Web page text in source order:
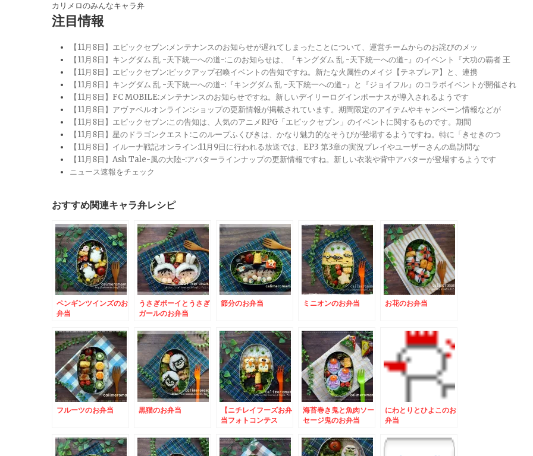
カリメロのみんなキャラ弁
注目情報
【11月8日】エピックセブン:メンテナンスのお知らせが遅れてしまったことについて、運営チームからのお詫びのメッ
【11月8日】キングダム 乱 -天下統一への道-:このお知らせは、『キングダム 乱 -天下統一への道-』のイベント『大功の覇者 王
【11月8日】エピックセブン:ピックアップ召喚イベントの告知ですね。新たな火属性のメイジ【テネブレア】と、連携
【11月8日】キングダム 乱 -天下統一への道-:『キングダム 乱 -天下統一への道-』と『ジョイフル』のコラボイベントが開催され
【11月8日】FC MOBILE:メンテナンスのお知らせですね。新しいデイリーログインボーナスが導入されるようです
【11月8日】アヴァベルオンライン:ショップの更新情報が掲載されています。期間限定のアイテムやキャンペーン情報などが
【11月8日】エピックセブン:この告知は、人気のアニメRPG「エピックセブン」のイベントに関するものです。期間
【11月8日】星のドラゴンクエスト:このループふくびきは、かなり魅力的なそうびが登場するようですね。特に「きせきのつ
【11月8日】イルーナ戦記オンライン:11月9日に行われる放送では、EP3 第3章の実況プレイやユーザーさんの島訪問な
【11月8日】Ash Tale-風の大陸-:アバターラインナップの更新情報ですね。新しい衣装や背中アバターが登場するようです
ニュース速報をチェック
おすすめ関連キャラ弁レシピ
ペンギンツインズのお
弁当
うさぎボーイとうさぎ
ガールのお弁当
節分のお弁当 ミニオンのお弁当 お花のお弁当
フルーツのお弁当 黒猫のお弁当
【ニチレイフーズお弁
当フォトコンテス
当とこいのぼりのお弁
当
海苔巻き鬼と魚肉ソー
セージ鬼のお弁当
にわとりとひよこのお
弁当